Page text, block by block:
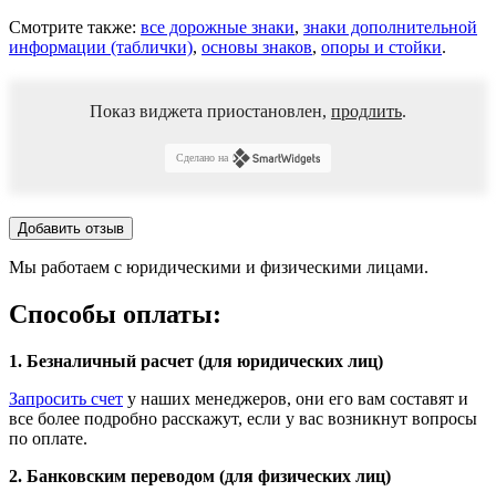
Смотрите также: все дорожные знаки, знаки дополнительной
информации (таблички), основы знаков, опоры и стойки.
Показ виджета приостановлен, продлить.
Сделано на
Добавить отзыв
Мы работаем с юридическими и физическими лицами.
Способы оплаты:
1. Безналичный расчет (для юридических лиц)
Запросить счет у наших менеджеров, они его вам составят и
все более подробно расскажут, если у вас возникнут вопросы
по оплате.
2. Банковским переводом (для физических лиц)